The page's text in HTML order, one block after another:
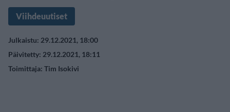
Viihdeuutiset
Julkaistu: 29.12.2021, 18:00
Päivitetty: 29.12.2021, 18:11
Toimittaja: Tim Isokivi